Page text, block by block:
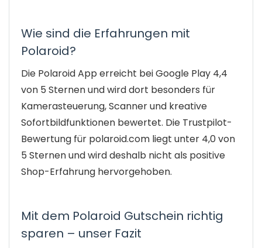
Wie sind die Erfahrungen mit
Polaroid?
Die Polaroid App erreicht bei Google Play 4,4
von 5 Sternen und wird dort besonders für
Kamerasteuerung, Scanner und kreative
Sofortbildfunktionen bewertet. Die Trustpilot-
Bewertung für polaroid.com liegt unter 4,0 von
5 Sternen und wird deshalb nicht als positive
Shop-Erfahrung hervorgehoben.
Mit dem Polaroid Gutschein richtig
sparen – unser Fazit